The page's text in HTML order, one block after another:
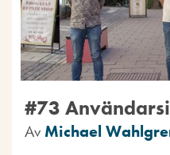
#73
Av Michael